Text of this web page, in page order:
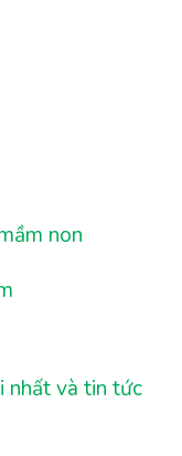
non
nhất và tin tức